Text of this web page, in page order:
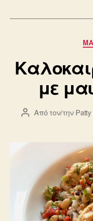
με
Συντάκτης
Από τον/την